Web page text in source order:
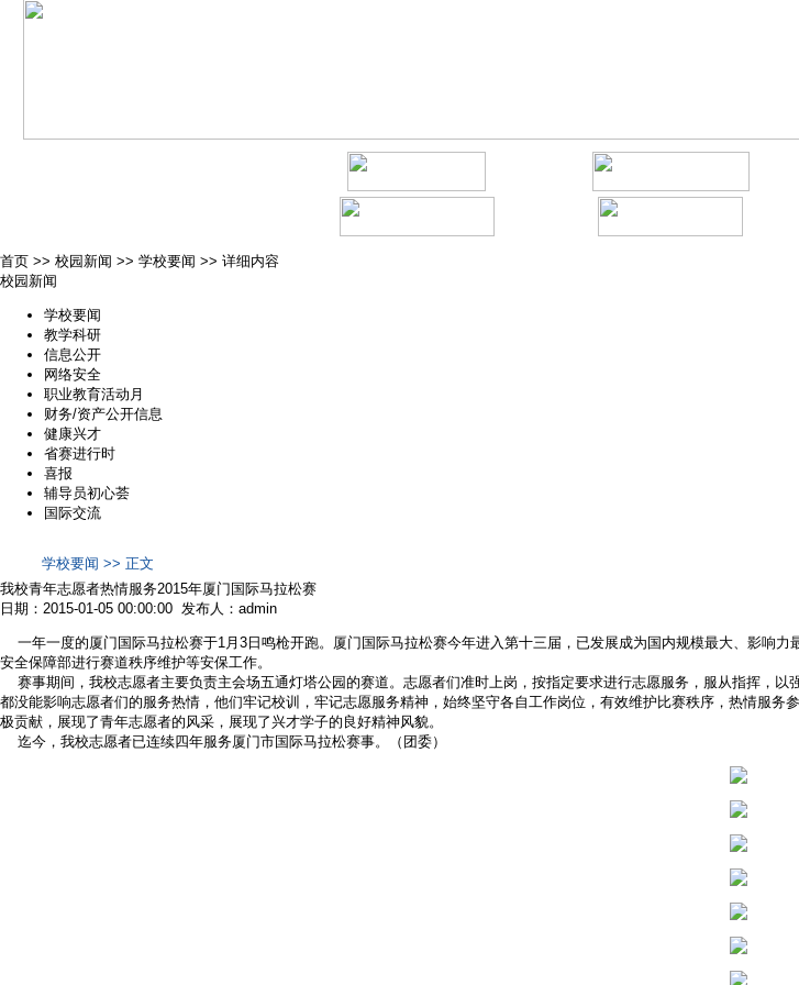
首页 >> 校园新闻 >> 学校要闻 >> 详细内容
校园新闻
学校要闻
教学科研
信息公开
网络安全
职业教育活动月
财务/资产公开信息
健康兴才
省赛进行时
喜报
辅导员初心荟
国际交流
学校要闻 >> 正文
我校青年志愿者热情服务2015年厦门国际马拉松赛
日期：2015-01-05 00:00:00 发布人：admin
一年一度的厦门国际马拉松赛于1月3日鸣枪开跑。厦门国际马拉松赛今年进入第十三届，已发展成为国内规模最大、影响
安全保障部进行赛道秩序维护等安保工作。
赛事期间，我校志愿者主要负责主会场五通灯塔公园的赛道。志愿者们准时上岗，按指定要求进行志愿服务，服从指挥，
都没能影响志愿者们的服务热情，他们牢记校训，牢记志愿服务精神，始终坚守各自工作岗位，有效维护比赛秩序，热情服
极贡献，展现了青年志愿者的风采，展现了兴才学子的良好精神风貌。
迄今，我校志愿者已连续四年服务厦门市国际马拉松赛事。（团委）